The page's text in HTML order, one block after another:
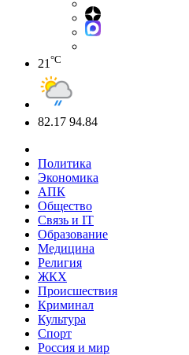
21 °C
82.17 94.84
Политика
Экономика
АПК
Общество
Связь и IT
Образование
Медицина
Религия
ЖКХ
Происшествия
Криминал
Культура
Спорт
Россия и мир